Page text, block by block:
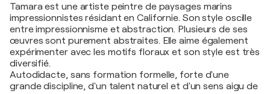
Tamara est une artiste peintre de paysages marins
impressionnistes résidant en Californie. Son style oscille
entre impressionnisme et abstraction. Plusieurs de ses
œuvres sont purement abstraites. Elle aime également
expérimenter avec les motifs floraux et son style est très
diversifié.
Autodidacte, sans formation formelle, forte d'une
grande discipline, d'un talent naturel et d'un sens aigu de